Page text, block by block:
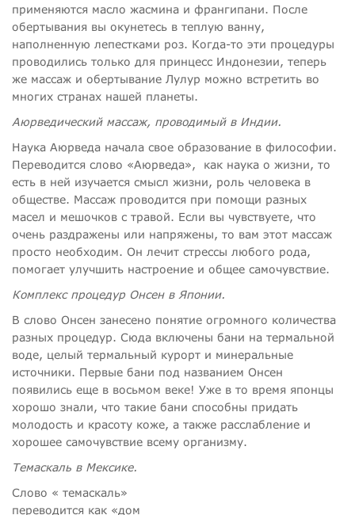
применяются масло жасмина и франгипани. После
обертывания вы окунетесь в теплую ванну,
наполненную лепестками роз. Когда-то эти процедуры
проводились только для принцесс Индонезии, теперь
же массаж и обертывание Лулур можно встретить во
многих странах нашей планеты.
Аюрведический массаж, проводимый в Индии.
Наука Аюрведа начала свое образование в философии.
Переводится слово «Аюрведа», как наука о жизни, то
есть в ней изучается смысл жизни, роль человека в
обществе. Массаж проводится при помощи разных
масел и мешочков с травой. Если вы чувствуете, что
очень раздражены или напряжены, то вам этот массаж
просто необходим. Он лечит стрессы любого рода,
помогает улучшить настроение и общее самочувствие.
Комплекс процедур Онсен в Японии.
В слово Онсен занесено понятие огромного количества
разных процедур. Сюда включены бани на термальной
воде, целый термальный курорт и минеральные
источники. Первые бани под названием Онсен
появились еще в восьмом веке! Уже в то время японцы
хорошо знали, что такие бани способны придать
молодость и красоту коже, а также расслабление и
хорошее самочувствие всему организму.
Темаскаль в Мексике.
Слово « темаскаль»
переводится как «дом